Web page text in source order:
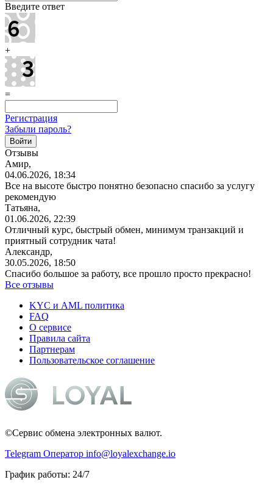
Введите ответ
+
=
Регистрация
Забыли пароль?
Отзывы
Амир,
04.06.2026, 18:34
Все на высоте быстро понятно безопасно спасибо за услугу
рекомендую
Татьяна,
01.06.2026, 22:39
Отличный курс, быстрый обмен, минимум транзакций и
приятный сотрудник чата!
Александр,
30.05.2026, 18:50
Спасибо большое за работу, все прошло просто прекрасно!
Все отзывы
KYC и AML политика
FAQ
О сервисе
Правила сайта
Партнерам
Пользовательское соглашение
©Сервис обмена электронных валют.
Telegram Оператор info@loyalexchange.io
График работы: 24/7